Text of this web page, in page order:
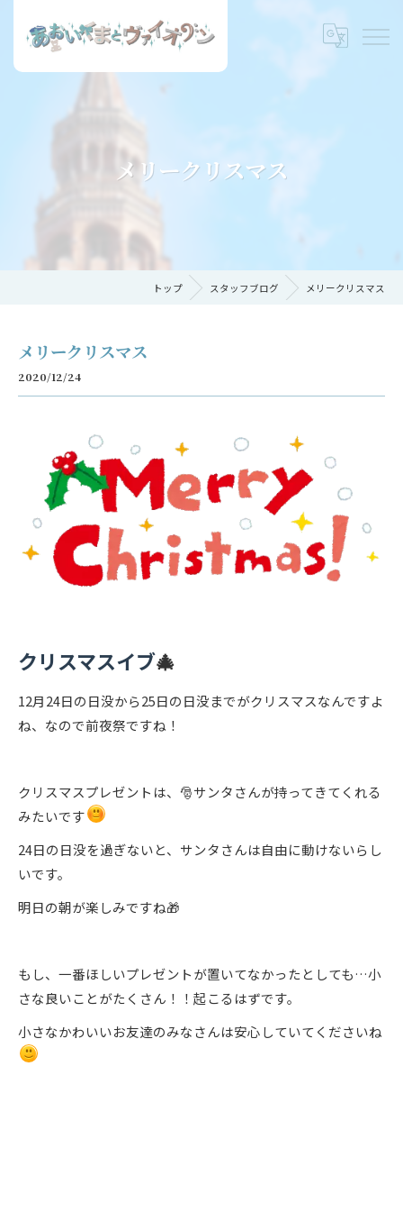
メリークリスマス
トップ スタッフブログ メリークリスマス
メリークリスマス
2020/12/24
クリスマスイブ🎄
12月24日の日没から25日の日没までがクリスマスなんですよ
ね、なので前夜祭ですね！
クリスマスプレゼントは、🎅サンタさんが持ってきてくれる
みたいです
24日の日没を過ぎないと、サンタさんは自由に動けないらし
いです。
明日の朝が楽しみですね🎁
もし、一番ほしいプレゼントが置いてなかったとしても…小
さな良いことがたくさん！！起こるはずです。
小さなかわいいお友達のみなさんは安心していてくださいね